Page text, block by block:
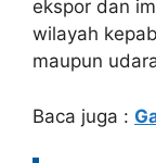
ekspor dan
wilayah
maupun
Baca juga :